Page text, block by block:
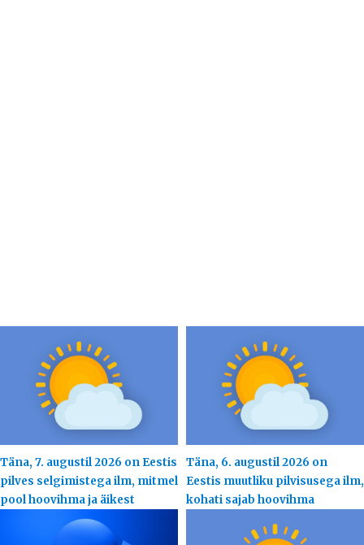
Täna, 7. augustil 2026 on Eestis
pilves selgimistega ilm, mitmel
pool hoovihma ja äikest
Täna, 6. augustil 2026 on
Eestis muutliku pilvisusega ilm,
kohati sajab hoovihma